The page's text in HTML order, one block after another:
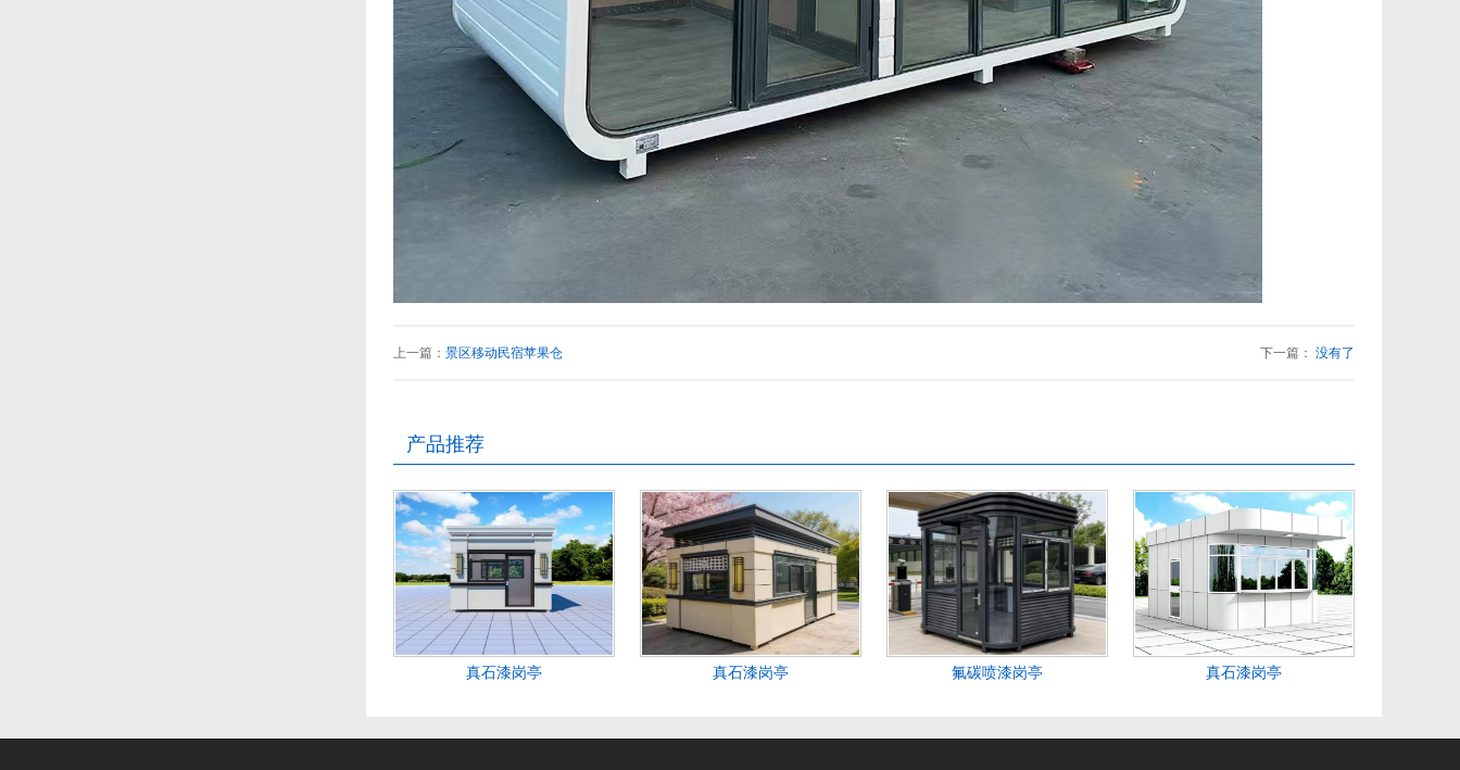
上一篇： 景区移动民宿苹果仓 下一篇： 没有了
产品推荐
真石漆岗亭 真石漆岗亭 氟碳喷漆岗亭 真石漆岗亭